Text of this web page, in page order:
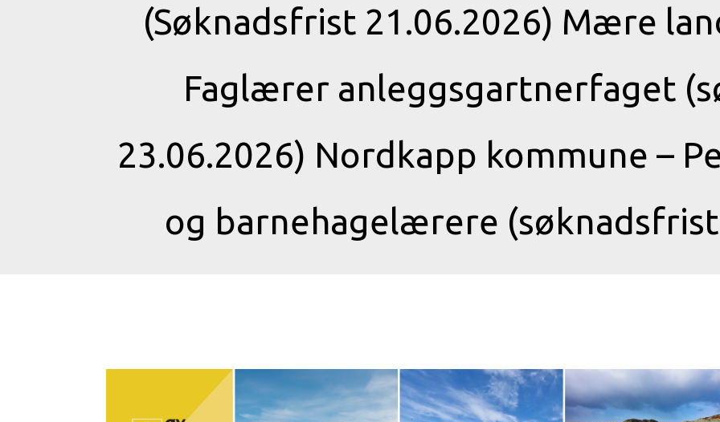
(Søknadsfrist 21.06.2026) Mære
Faglærer anleggsgartnerfaget
23.06.2026) Nordkapp kommune –
og barnehagelærere